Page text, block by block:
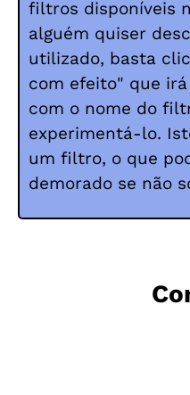
filtros disponíveis
alguém quiser
utilizado, basta
com efeito" que
com o nome do
experimentá-lo.
um filtro, o que
demorado se não